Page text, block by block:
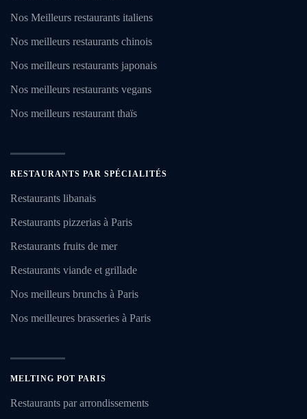
Nos Meilleurs restaurants italiens
Nos meilleurs restaurants chinois
Nos meilleurs restaurants japonais
Nos meilleurs restaurants vegans
Nos meilleurs restaurant thaïs
RESTAURANTS PAR SPÉCIALITÉS
Restaurants libanais
Restaurants pizzerias à Paris
Restaurants fruits de mer
Restaurants viande et grillade
Nos meilleurs brunchs à Paris
Nos meilleures brasseries à Paris
MELTING POT PARIS
Restaurants par arrondissements